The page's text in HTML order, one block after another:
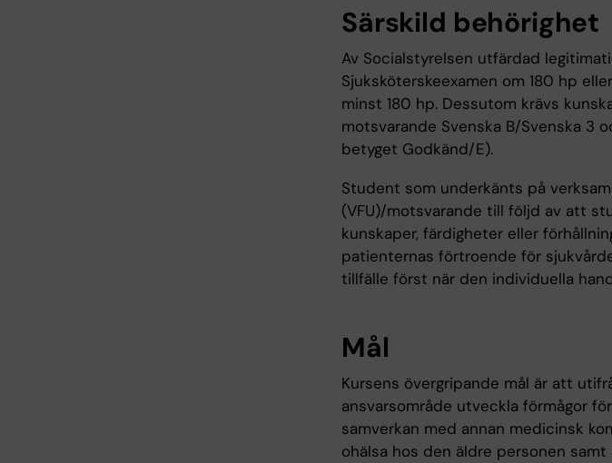
Särskild behörighet
Av Socialstyrelsen utfärdad
Sjuksköterskeexamen om 180 hp
minst 180 hp. Dessutom krävs
motsvarande Svenska B/Svenska 3
betyget Godkänd/E).
Student som underkänts på
(VFU)/motsvarande till följd av att
kunskaper, färdigheter eller
patienternas förtroende för
tillfälle först när den individuella
Mål
Kursens övergripande mål är att
ansvarsområde utveckla förmågor
samverkan med annan medicinsk
ohälsa hos den äldre personen